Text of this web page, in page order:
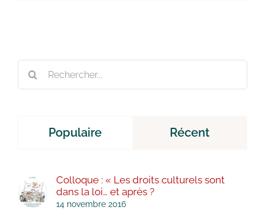
Populaire Récent
Colloque : « Les droits culturels sont
dans la loi… et après ?
14 novembre 2016